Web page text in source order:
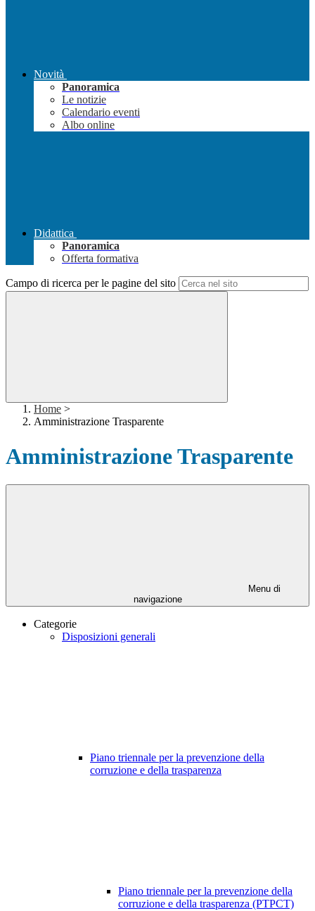
Novità
Panoramica
Le notizie
Calendario eventi
Albo online
Didattica
Panoramica
Offerta formativa
Campo di ricerca per le pagine del sito
Home >
Amministrazione Trasparente
Amministrazione Trasparente
Menu di
navigazione
Categorie
Disposizioni generali
Piano triennale per la prevenzione della
corruzione e della trasparenza
Piano triennale per la prevenzione della
corruzione e della trasparenza (PTPCT)